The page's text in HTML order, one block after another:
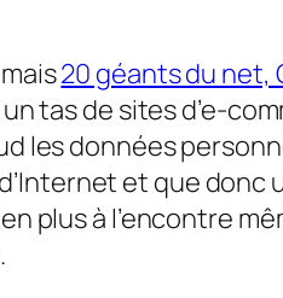
20 géants du net,
tas de sites d’e-
les données
et que donc
plus à l’encontre